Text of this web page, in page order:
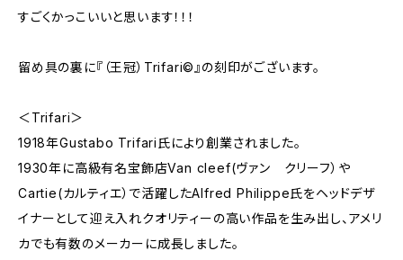
すごくかっこいいと思います！！！
留め具の裏に『（王冠）Trifari©』の刻印がございます。
＜Trifari＞
1918年Gustabo Trifari氏により創業されました。
1930年に高級有名宝飾店Van cleef(ヴァン クリーフ）や
Cartie(カルティエ）で活躍したAlfred Philippe氏をヘッドデザ
イナーとして迎え入れクオリティーの高い作品を生み出し、アメリ
カでも有数のメーカーに成長しました。